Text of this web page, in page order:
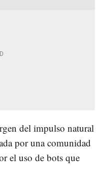
del impulso natural
por una comunidad
el uso de bots que